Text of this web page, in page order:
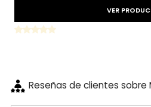
VER
Reseñas de clientes sobre